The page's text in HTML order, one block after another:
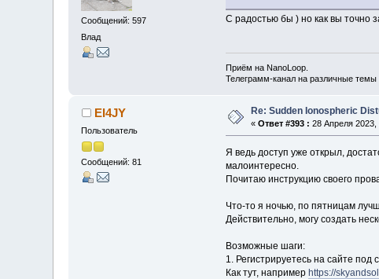
Сообщений: 597
Влад
С радостью бы ) но как вы точно
Приём на NanoLoop.
Телеграмм-канал на различные темы
EI4JY
Пользователь
Сообщений: 81
Re: Sudden Ionospheric
«Ответ #393 : 28 Апреля 2023,
Я ведь доступ уже открыл,
малоинтересно.
Почитаю инструкцию своего
Что-то я ночью, по пятницам
Действительно, могу создать
Возможные шаги:
1. Регистрируетесь на сайте
Как тут, например https://